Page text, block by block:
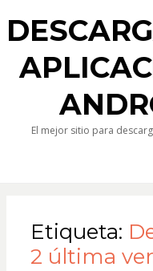
El mejor sitio para
Etiqueta:
2 última